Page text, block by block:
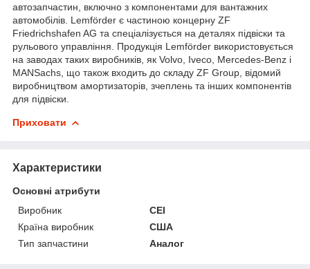
автозапчастин, включно з компонентами для вантажних
автомобілів. Lemförder є частиною концерну ZF
Friedrichshafen AG та спеціалізується на деталях підвіски та
рульового управління. Продукція Lemförder використовується
на заводах таких виробників, як Volvo, Iveco, Mercedes-Benz і
MANSachs, що також входить до складу ZF Group, відомий
виробництвом амортизаторів, зчеплень та інших компонентів
для підвіски.
Приховати
Характеристики
Основні атрибути
Виробник
CEI
Країна виробник
США
Тип запчастини
Аналог